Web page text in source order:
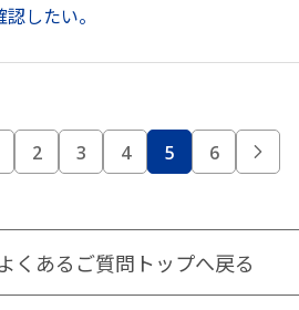
したい。
2 3 4 5 6
くあるご質問トップへ戻る